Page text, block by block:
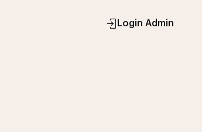
Login Admin